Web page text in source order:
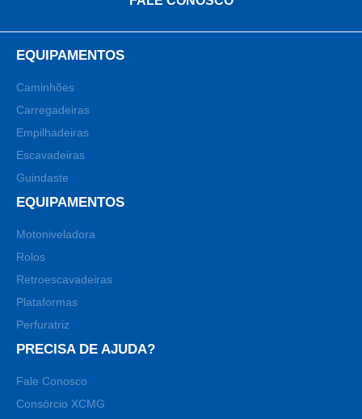
EQUIPAMENTOS
Caminhões
Carregadeiras
Empilhadeiras
Escavadeiras
Guindaste
EQUIPAMENTOS
Motoniveladora
Rolos
Retroescavadeiras
Plataformas
Perfuratriz
PRECISA DE AJUDA?
Fale Conosco
Consórcio XCMG